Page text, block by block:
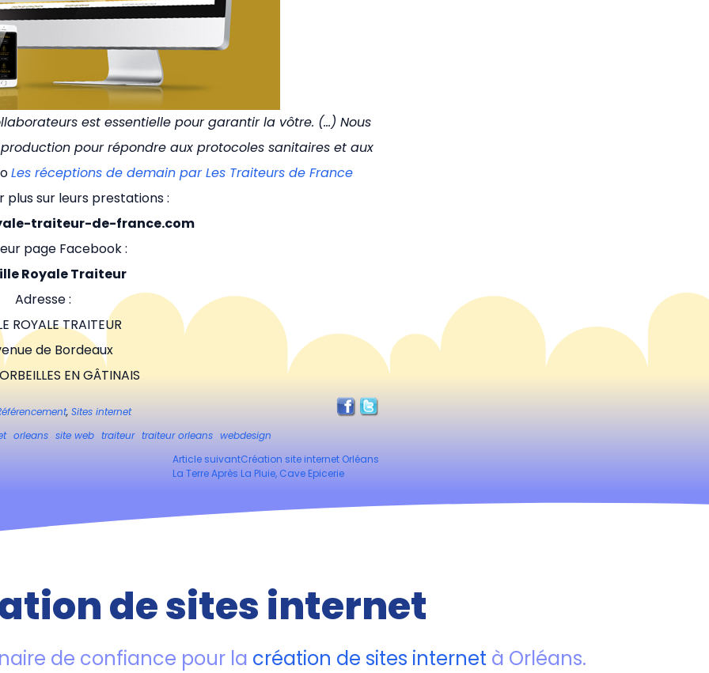
est essentielle pour garantir la vôtre. (…) Nous
pour répondre aux protocoles sanitaires et aux
Les réceptions de demain par Les Traiteurs de France
plus sur leurs prestations :
traiteur-de-france.com
page Facebook :
Royale Traiteur
Adresse :
ROYALE TRAITEUR
de Bordeaux
EN GÂTINAIS
, Sites internet
orleans site web traiteur traiteur orleans webdesign
Article suivantCréation site internet Orléans
La Terre Après La Pluie, Cave Epicerie
de sites internet
de confiance pour la création de sites internet à Orléans.